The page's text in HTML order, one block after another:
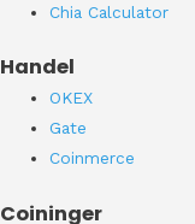
Chia Calculator
Handel
OKEX
Gate
Coinmerce
Coininger